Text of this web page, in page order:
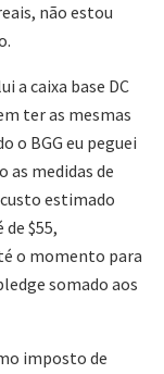
não estou
a caixa base DC
ter as mesmas
o BGG eu peguei
as medidas de
custo estimado
$55,
o momento para
somado aos
imposto de